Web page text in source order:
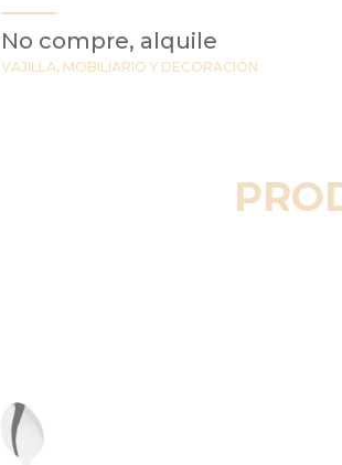
No compre, alquile
VAJILLA, MOBILIARIO Y DECORACIÓN